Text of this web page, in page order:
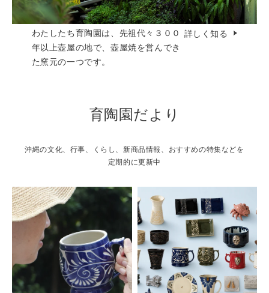
わたしたち育陶園は、先祖代々３００
年以上壺屋の地で、壺屋焼を営んでき
た窯元の一つです。
詳しく知る
育陶園だより
沖縄の文化、行事、くらし、新商品情報、おすすめの特集などを
定期的に更新中